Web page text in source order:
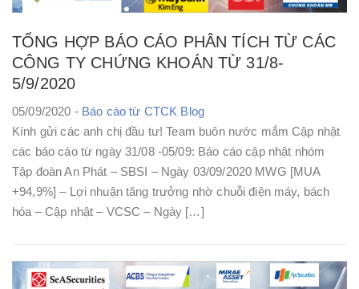
TỔNG HỢP BÁO CÁO PHÂN TÍCH TỪ CÁC
CÔNG TY CHỨNG KHOÁN TỪ 31/8-
5/9/2020
05/09/2020 - Báo cáo từ CTCK Blog
Kính gửi các anh chị đầu tư! Team buôn nước mắm Cập nhật
các báo cáo từ ngày 31/08 -05/09: Báo cáo cập nhật nhóm
Tập đoàn An Phát – SBSI – Ngày 03/09/2020 MWG [MUA
+94,9%] – Lợi nhuận tăng trưởng nhờ chuỗi điện máy, bách
hóa – Cập nhật – VCSC – Ngày […]